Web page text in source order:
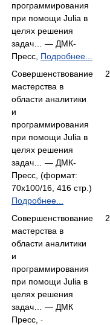
программирования
при помощи Julia в
целях решения
задач… — ДМК-
Пресс, Подробнее...
Совершенствование
мастерства в
области аналитики
и
программирования
при помощи Julia в
целях решения
задач… — ДМК-
Пресс, (формат:
70x100/16, 416 стр.)
Подробнее...
Совершенствование
мастерства в
области аналитики
и
программирования
при помощи Julia в
целях решения
задач… — ДМК
Пресс,
-